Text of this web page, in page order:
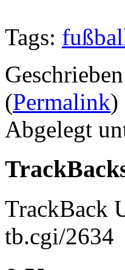
Tags:
(Permalink)
Abgelegt
TrackBack
tb.cgi/2634